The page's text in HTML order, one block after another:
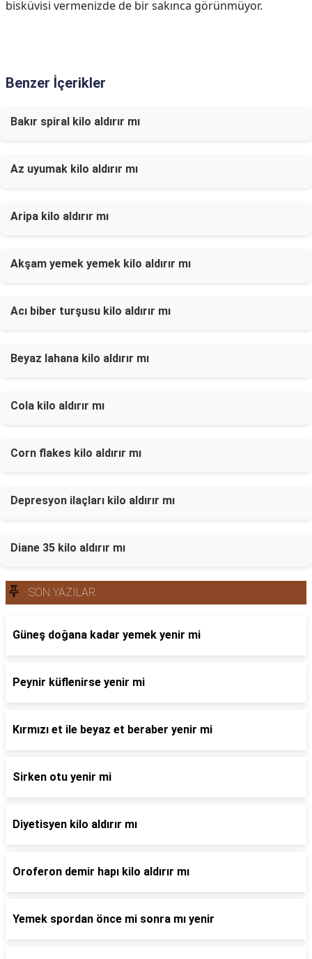
bisküvisi vermenizde de bir sakınca görünmüyor.
Benzer İçerikler
Bakır spiral kilo aldırır mı
Az uyumak kilo aldırır mı
Aripa kilo aldırır mı
Akşam yemek yemek kilo aldırır mı
Acı biber turşusu kilo aldırır mı
Beyaz lahana kilo aldırır mı
Cola kilo aldırır mı
Corn flakes kilo aldırır mı
Depresyon ilaçları kilo aldırır mı
Diane 35 kilo aldırır mı
SON YAZILAR
Güneş doğana kadar yemek yenir mi
Peynir küflenirse yenir mi
Kırmızı et ile beyaz et beraber yenir mi
Sirken otu yenir mi
Diyetisyen kilo aldırır mı
Oroferon demir hapı kilo aldırır mı
Yemek spordan önce mi sonra mı yenir